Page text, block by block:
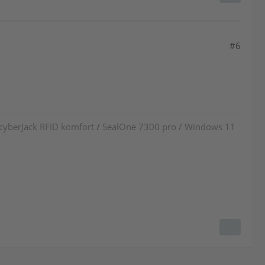
#6
RFID komfort / SealOne 7300 pro / Windows 11